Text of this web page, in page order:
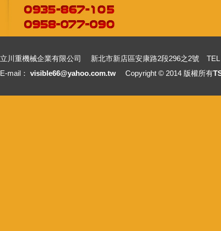
立川重機械企業有限公司 新北市新店區安康路2段296之2號 TEL
E-mail： visible66@yahoo.com.tw Copyright © 2014 版權所有